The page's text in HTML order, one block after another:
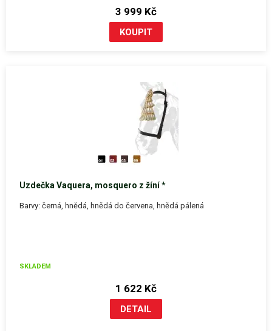
3 999 Kč
Uzdečka Vaquera, mosquero z žíní *
Barvy: černá, hnědá, hnědá do červena, hnědá pálená
SKLADEM
1 622 Kč